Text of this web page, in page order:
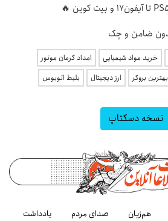
خرید مواد شیمیایی
امداد کرمان موتور
بهترین بروکر ارز دیجیتال بلیط اتوبوس
نسخه دسکتاپ
هم‌زبان صدای مردم
یادداشت